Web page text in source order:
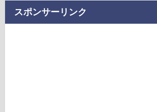
スポンサーリンク